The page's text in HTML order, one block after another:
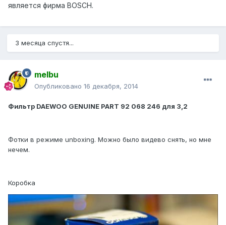
является фирма BOSCH.
3 месяца спустя...
melbu
Опубликовано 16 декабря, 2014
Фильтр DAEWOO GENUINE PART 92 068 246 для 3,2
Фотки в режиме unboxing. Можно было видево снять, но мне
нечем.
Коробка